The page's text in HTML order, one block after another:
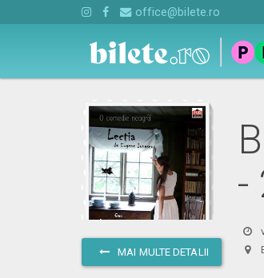
office@bilete.ro
MAI MULTE DETALII
-